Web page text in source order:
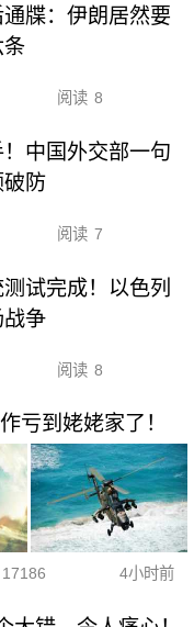
牒：伊朗居然要
条
阅读 8
中国外交部一句
防
阅读 7
试完成！以色列
战争
阅读 8
亏到姥姥家了！
17186 4小时前